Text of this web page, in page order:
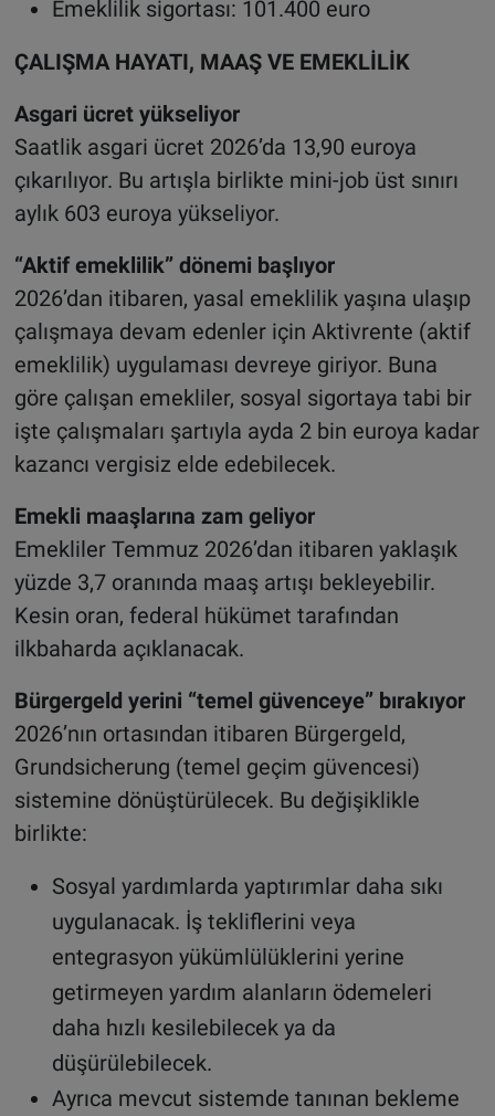
Emeklilik sigortası: 101.400 euro
ÇALIŞMA HAYATI, MAAŞ VE EMEKLİLİK
Asgari ücret yükseliyor
Saatlik asgari ücret 2026’da 13,90 euroya
çıkarılıyor. Bu artışla birlikte mini-job üst sınırı
aylık 603 euroya yükseliyor.
“Aktif emeklilik” dönemi başlıyor
2026’dan itibaren, yasal emeklilik yaşına ulaşıp
çalışmaya devam edenler için Aktivrente (aktif
emeklilik) uygulaması devreye giriyor. Buna
göre çalışan emekliler, sosyal sigortaya tabi bir
işte çalışmaları şartıyla ayda 2 bin euroya kadar
kazancı vergisiz elde edebilecek.
Emekli maaşlarına zam geliyor
Emekliler Temmuz 2026’dan itibaren yaklaşık
yüzde 3,7 oranında maaş artışı bekleyebilir.
Kesin oran, federal hükümet tarafından
ilkbaharda açıklanacak.
Bürgergeld yerini “temel güvenceye” bırakıyor
2026’nın ortasından itibaren Bürgergeld,
Grundsicherung (temel geçim güvencesi)
sistemine dönüştürülecek. Bu değişiklikle
birlikte:
Sosyal yardımlarda yaptırımlar daha sıkı
uygulanacak. İş tekliflerini veya
entegrasyon yükümlülüklerini yerine
getirmeyen yardım alanların ödemeleri
daha hızlı kesilebilecek ya da
düşürülebilecek.
Ayrıca mevcut sistemde tanınan bekleme